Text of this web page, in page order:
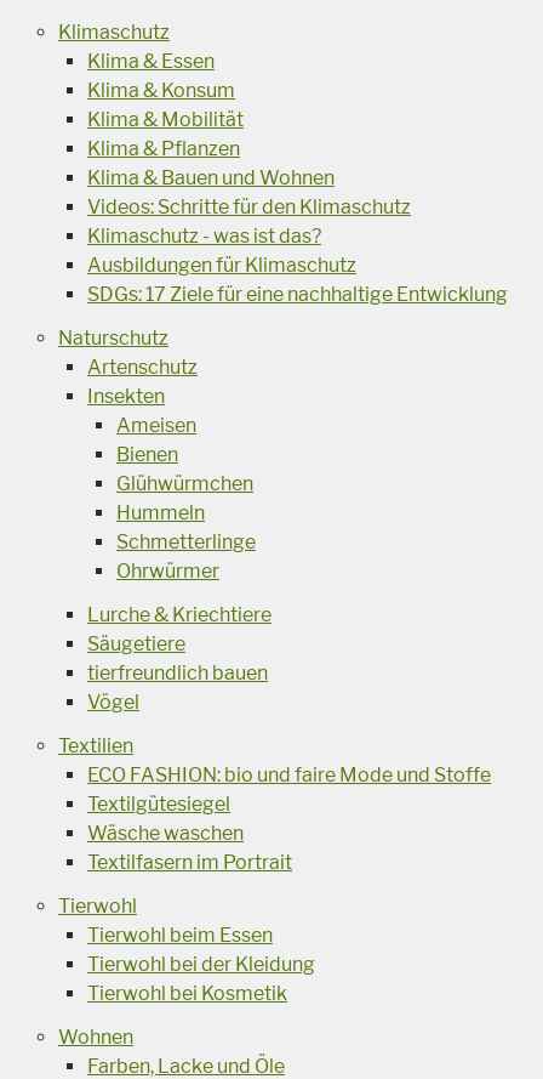
Klimaschutz
Klima & Essen
Klima & Konsum
Klima & Mobilität
Klima & Pflanzen
Klima & Bauen und Wohnen
Videos: Schritte für den Klimaschutz
Klimaschutz - was ist das?
Ausbildungen für Klimaschutz
SDGs: 17 Ziele für eine nachhaltige Entwicklung
Naturschutz
Artenschutz
Insekten
Ameisen
Bienen
Glühwürmchen
Hummeln
Schmetterlinge
Ohrwürmer
Lurche & Kriechtiere
Säugetiere
tierfreundlich bauen
Vögel
Textilien
ECO FASHION: bio und faire Mode und Stoffe
Textilgütesiegel
Wäsche waschen
Textilfasern im Portrait
Tierwohl
Tierwohl beim Essen
Tierwohl bei der Kleidung
Tierwohl bei Kosmetik
Wohnen
Farben, Lacke und Öle